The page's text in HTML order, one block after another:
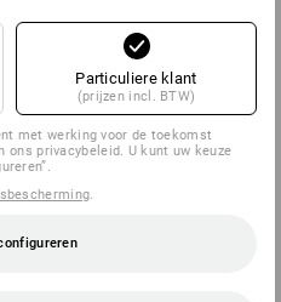
Particuliere klant
(prijzen incl. BTW)
met werking voor de toekomst
ons privacybeleid. U kunt uw keuze